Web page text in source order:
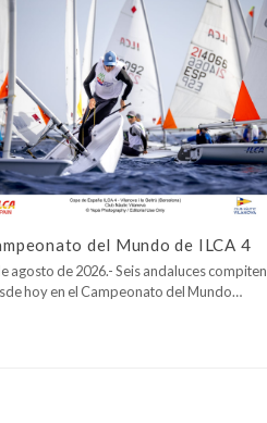
del Mundo de ILCA 4
agosto de 2026.- Seis andaluces compiten
hoy en el Campeonato del Mundo…